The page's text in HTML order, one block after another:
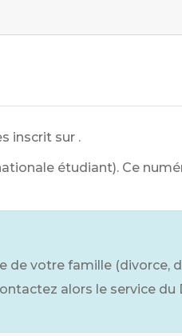
inscrit sur .
étudiant). Ce
de votre famille (divorce,
alors le service du